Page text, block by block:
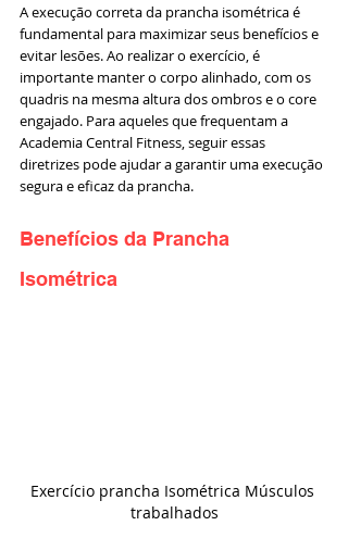
A execução correta da prancha isométrica é
fundamental para maximizar seus benefícios e
evitar lesões. Ao realizar o exercício, é
importante manter o corpo alinhado, com os
quadris na mesma altura dos ombros e o core
engajado. Para aqueles que frequentam a
Academia Central Fitness, seguir essas
diretrizes pode ajudar a garantir uma execução
segura e eficaz da prancha.
Benefícios da Prancha
Isométrica
Exercício prancha Isométrica Músculos
trabalhados